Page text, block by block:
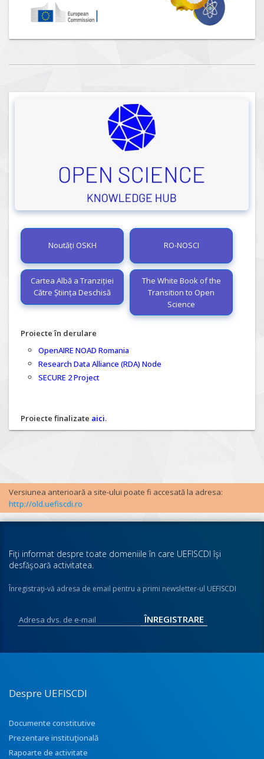
Noutăți OSKH RO-NOSCI
Cartea Albă a Tranziției
Către Știința Deschisă
The White Book of the
Transition to Open
Science
Proiecte în derulare
OpenAIRE NOAD Romania
Research Data Alliance (RDA) Node
SECURE 2 Project
Proiecte finalizate aici.
Versiunea anterioară a site-ului poate fi accesată la adresa:
http://old.uefiscdi.ro
Fiţi informat despre toate domeniile în care UEFISCDI îşi
desfăşoară activitatea.
Înregistraţi-vă adresa de email pentru a primi newsletter-ul UEFISCDI
Despre UEFISCDI
Documente constitutive
Prezentare instituţională
Rapoarte de activitate